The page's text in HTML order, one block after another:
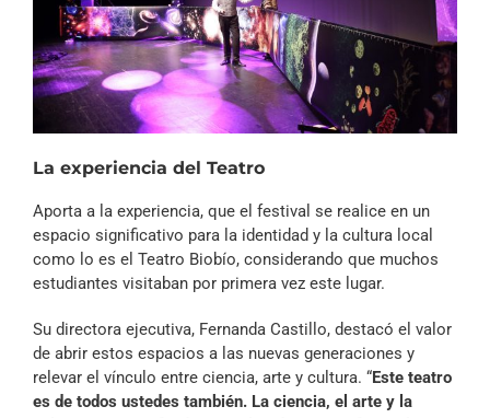
La experiencia del Teatro
Aporta a la experiencia, que el festival se realice en un
espacio significativo para la identidad y la cultura local
como lo es el Teatro Biobío, considerando que muchos
estudiantes visitaban por primera vez este lugar.
Su directora ejecutiva, Fernanda Castillo, destacó el valor
de abrir estos espacios a las nuevas generaciones y
relevar el vínculo entre ciencia, arte y cultura. “Este teatro
es de todos ustedes también. La ciencia, el arte y la